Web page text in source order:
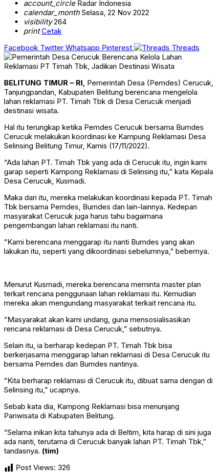
account_circleRadar Indonesia
calendar_monthSelasa, 22 Nov 2022
visibility264
print Cetak
Facebook Twitter Whatsapp Pinterest Threads
BELITUNG TIMUR – RI, Pemerintah Desa (Pemdes) Cerucuk,
Tanjungpandan, Kabupaten Belitung berencana mengelola
lahan reklamasi PT. Timah Tbk di Desa Cerucuk menjadi
destinasi wisata.
Hal itu terungkap ketika Pemdes Cerucuk bersama Bumdes
Cerucuk melakukan koordinasi ke Kampung Reklamasi Desa
Selinsing Belitung Timur, Kamis (17/11/2022).
“Ada lahan PT. Timah Tbk yang ada di Cerucuk itu, ingin kami
garap seperti Kampong Reklamasi di Selinsing itu,” kata Kepala
Desa Cerucuk, Kusmadi.
Maka dari itu, mereka melakukan koordinasi kepada PT. Timah
Tbk bersama Pemdes, Bumdes dan lain-lainnya. Kedepan
masyarakat Cerucuk juga harus tahu bagaimana
pengembangan lahan reklamasi itu nanti.
“Kami berencana menggarap itu nanti Bumdes yang akan
lakukan itu, seperti yang dikoordinasi sebelumnya,” bebernya.
Menurut Kusmadi, mereka berencana meminta master plan
terkait rencana penggunaan lahan reklamasi itu. Kemudian
mereka akan mengundang masyarakat terkait rencana itu.
“Masyarakat akan kami undang, guna mensosialisasikan
rencana reklamasi di Desa Cerucuk,” sebutnya.
Selain itu, ia berharap kedepan PT. Timah Tbk bisa
berkerjasama menggarap lahan reklamasi di Desa Cerucuk itu
bersama Pemdes dan Bumdes nantinya.
“Kita berharap reklamasi di Cerucuk itu, dibuat sama dengan di
Selinsing itu,” ucapnya.
Sebab kata dia, Kampong Reklamasi bisa menunjang
Pariwisata di Kabupaten Belitung.
“Selama inikan kita tahunya ada di Beltim, kita harap di sini juga
ada nanti, terutama di Cerucuk banyak lahan PT. Timah Tbk,”
tandasnya. (tim)
Post Views: 326